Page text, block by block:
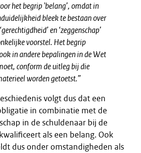
het begrip 'belang’, omdat in
bleek te bestaan over
en ‘zeggenschap’
voorstel. Het begrip
in andere bepalingen in de Wet
conform de uitleg bij die
worden getoetst.”
volgt dus dat een
in combinatie met de
in de schuldenaar bij de
als een belang. Ook
dus onder omstandigheden als